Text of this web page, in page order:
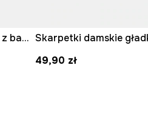
Skarpety 2-pack damskie z bawełną w paski
49,90 zł